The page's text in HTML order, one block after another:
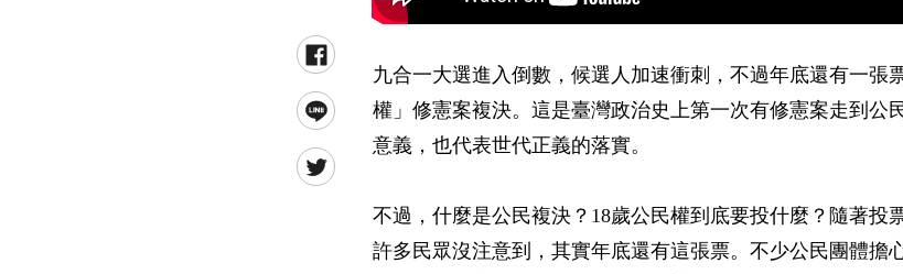
九合一大選進入倒數，候選人加速衝刺，不過年底還有一張
權」修憲案複決。這是臺灣政治史上第一次有修憲案走到公
意義，也代表世代正義的落實。
不過，什麼是公民複決？18歲公民權到底要投什麼？隨著投
許多民眾沒注意到，其實年底還有這張票。不少公民團體擔